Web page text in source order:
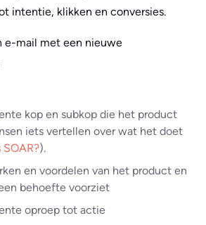
intentie, klikken en conversies.
e-mail met een nieuwe
kop en subkop die het product
iets vertellen over wat het doet
).
en voordelen van het product en
behoefte voorziet
oproep tot actie